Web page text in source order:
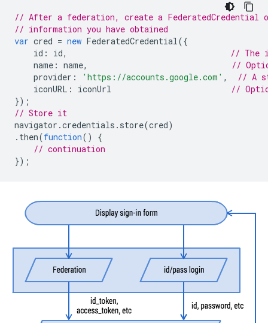
// After a federation, create a FederatedCredential
// information you have obtained
var cred = new FederatedCredential({
id : id,
// The
name : name,
//
provider : 'https://accounts.google.com' ,
// A
iconURL : iconUrl
//
});
// Store it
navigator .credentials . store(cred)
. then(function()
{
// continuation
});